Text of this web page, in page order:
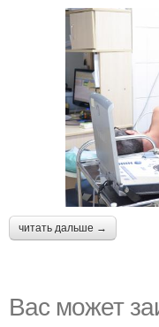
читать дальше →
Вас может